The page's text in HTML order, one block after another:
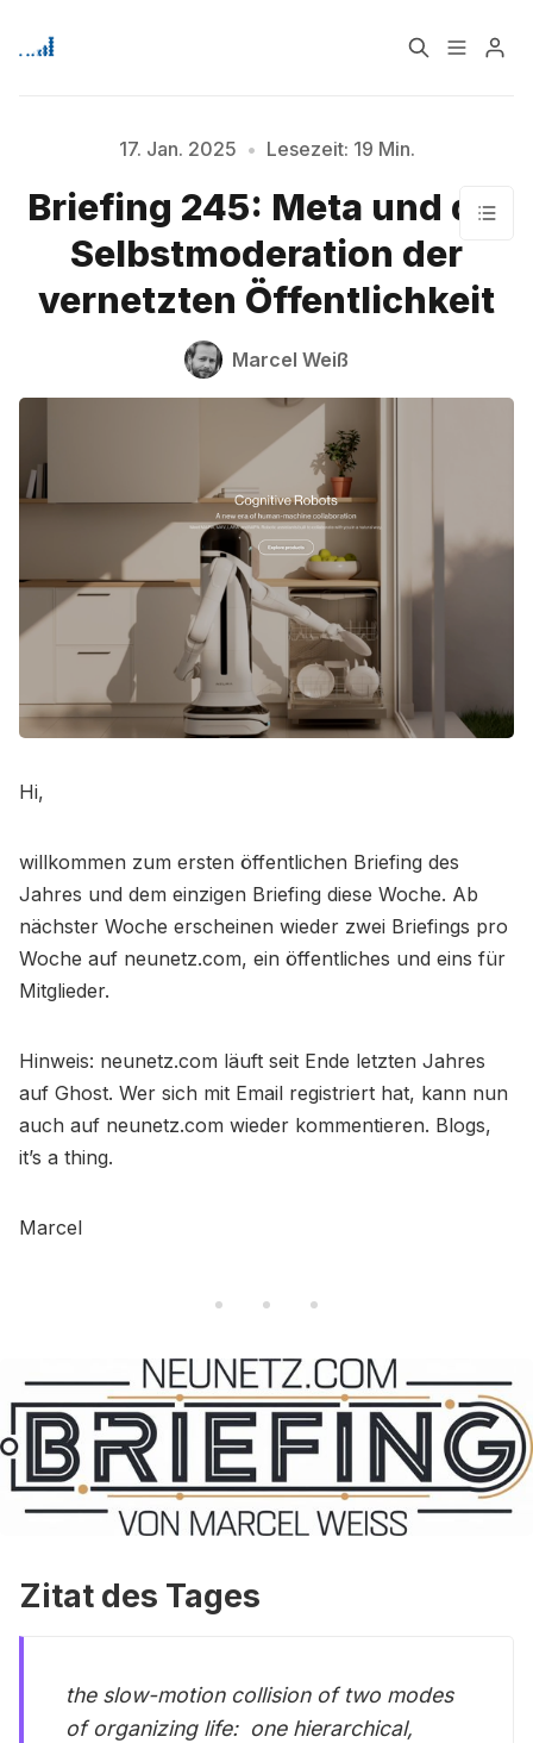
Signup
Bitte geben Sie mindestens 3 Zeichen ein
17. Jan. 2025 • Lesezeit: 19 Min.
Briefing 245: Meta und die
Selbstmoderation der
vernetzten Öffentlichkeit
Marcel Weiß
Hi,
willkommen zum ersten öffentlichen Briefing des
Jahres und dem einzigen Briefing diese Woche. Ab
nächster Woche erscheinen wieder zwei Briefings pro
Woche auf neunetz.com, ein öffentliches und eins für
Mitglieder.
Hinweis: neunetz.com läuft seit Ende letzten Jahres
auf Ghost. Wer sich mit Email registriert hat, kann nun
auch auf neunetz.com wieder kommentieren. Blogs,
it’s a thing.
Marcel
Zitat des Tages
the slow-motion collision of two modes
of organizing life: one hierarchical,